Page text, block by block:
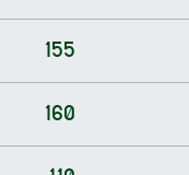
155
160